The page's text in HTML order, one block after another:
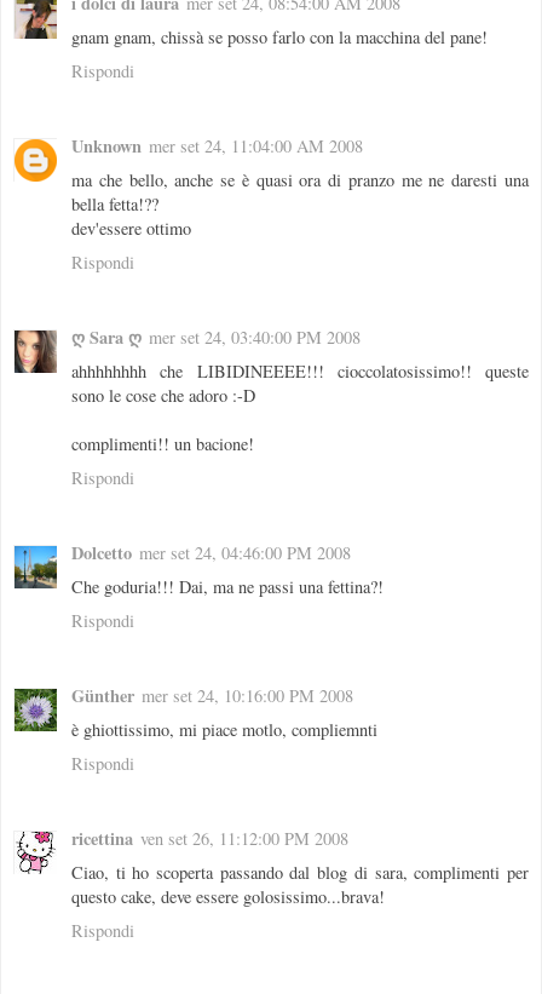
gnam gnam, chissà se posso farlo con la macchina del pane!
Rispondi
Unknown mer set 24, 11:04:00 AM 2008
ma che bello, anche se è quasi ora di pranzo me ne daresti una
bella fetta!??
dev'essere ottimo
Rispondi
ღ Sara ღ mer set 24, 03:40:00 PM 2008
ahhhhhhhh che LIBIDINEEEE!!! cioccolatosissimo!! queste
sono le cose che adoro :-D
complimenti!! un bacione!
Rispondi
Dolcetto mer set 24, 04:46:00 PM 2008
Che goduria!!! Dai, ma ne passi una fettina?!
Rispondi
Günther mer set 24, 10:16:00 PM 2008
è ghiottissimo, mi piace motlo, compliemnti
Rispondi
ricettina ven set 26, 11:12:00 PM 2008
Ciao, ti ho scoperta passando dal blog di sara, complimenti per
questo cake, deve essere golosissimo...brava!
Rispondi